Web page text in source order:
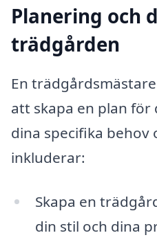
Planering och
trädgården
En
att skapa en plan
dina specifika behov
inkluderar:
Skapa en
din stil och dina